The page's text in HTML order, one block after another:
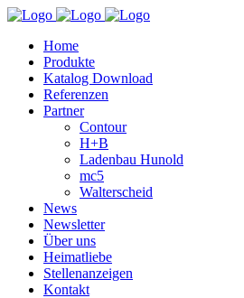
Home
Produkte
Katalog Download
Referenzen
Partner
Contour
H+B
Ladenbau Hunold
mc5
Walterscheid
News
Newsletter
Über uns
Heimatliebe
Stellenanzeigen
Kontakt